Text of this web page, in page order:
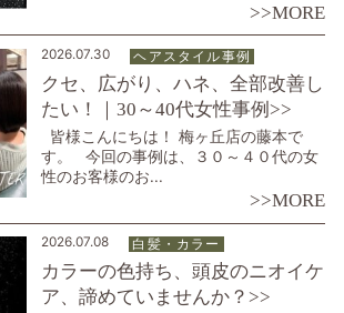
>>MORE
2026.07.30 ヘアスタイル事例
クセ、広がり、ハネ、全部改善し
たい！｜30～40代女性事例>>
皆様こんにちは！ 梅ヶ丘店の藤本で
す。 今回の事例は、３０～４０代の女
性のお客様のお...
>>MORE
2026.07.08 白髪・カラー
カラーの色持ち、頭皮のニオイケ
ア、諦めていませんか？>>